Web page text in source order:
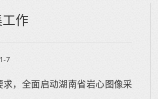
作
7
，全面启动湖南省岩心图像采